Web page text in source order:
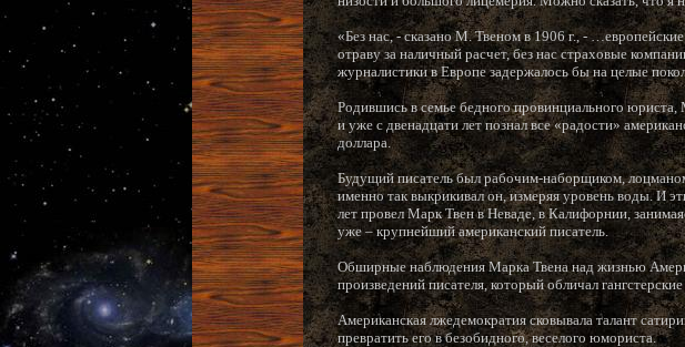
«Без нас, - сказано М. Твеном в 1906 г., -
отраву за наличный расчет, без нас страховые
журналистики в Европе задержалось бы на целые
Родившись в семье бедного провинциального
и уже с двенадцати лет познал все «радости»
доллара.
Будущий писатель был рабочим-наборщиком,
именно так выкрикивал он, измеряя уровень воды. И
лет провел Марк Твен в Неваде, в Калифорнии,
уже – крупнейший американский писатель.
Обширные наблюдения Марка Твена над жизнью
произведений писателя, который обличал
Американская лжедемократия сковывала талант
превратить его в безобидного, веселого юмориста.